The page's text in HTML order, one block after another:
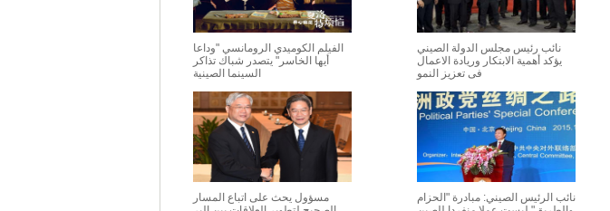
نائب رئيس مجلس الدولة الصيني
يؤكد أهمية الابتكار وريادة الاعمال
فى تعزيز النمو
الفيلم الكوميدي الرومانسي "وداعا
أيها الخاسر" يتصدر شباك تذاكر
السينما الصينية
نائب الرئيس الصيني: مبادرة "الحزام
مسؤول يحث على اتباع المسار